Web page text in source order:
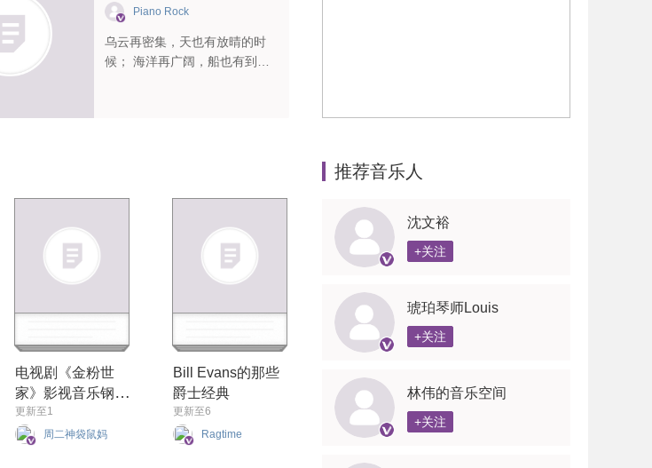
Piano Rock
乌云再密集，天也有放晴的时
候； 海洋再广阔，船也有到岸
电视剧《金粉世
家》影视音乐钢琴
改编
更新至1
周二神袋鼠妈
Bill Evans的那些
爵士经典
更新至6
Ragtime
推荐音乐人
沈文裕
+关注
琥珀琴师Louis
+关注
林伟的音乐空间
+关注